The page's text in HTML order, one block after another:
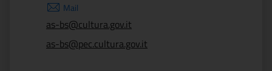
Mail
as-bs@cultura.gov.it
as-bs@pec.cultura.gov.it